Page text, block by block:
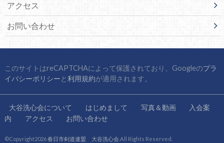
アクセス
お問い合わせ
このサイトはreCAPTCHAによって保護されており、Googleのプラ
イバシーポリシーと利用規約が適用されます。
大谷洗心会について はじめまして 写真＆動画
入会案
内
アクセス お問い合わせ
©Copyright2026春日市剣道連盟 大谷洗心会.All Rights Reserved.